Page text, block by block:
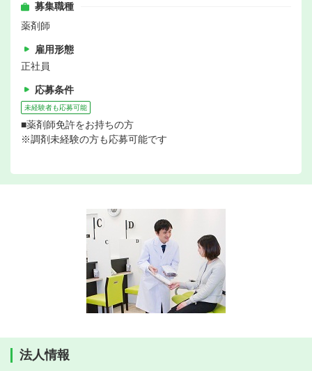
募集職種
薬剤師
雇用形態
正社員
応募条件
未経験者も応募可能
■薬剤師免許をお持ちの方
※調剤未経験の方も応募可能です
法人情報